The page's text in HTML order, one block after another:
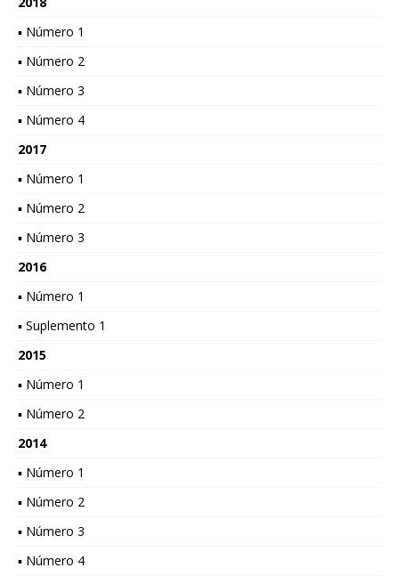
▪ Número 1
▪ Número 2
▪ Número 3
▪ Número 4
2017
▪ Número 1
▪ Número 2
▪ Número 3
2016
▪ Número 1
▪ Suplemento 1
2015
▪ Número 1
▪ Número 2
2014
▪ Número 1
▪ Número 2
▪ Número 3
▪ Número 4